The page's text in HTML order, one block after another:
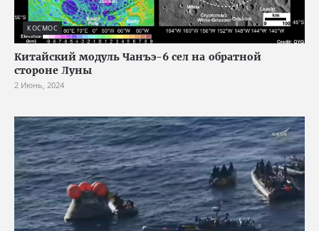
КОСМОС
Китайский модуль Чанъэ-6 сел на обратной
стороне Луны
2 Июнь, 2024